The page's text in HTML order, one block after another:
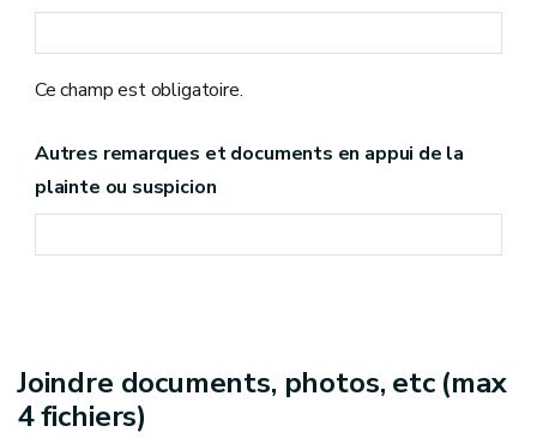
Ce champ est obligatoire.
Autres remarques et documents en appui de la
plainte ou suspicion
Joindre documents, photos, etc (max
4 fichiers)